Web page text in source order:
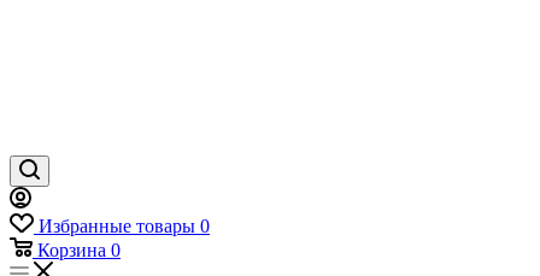
Избранные товары 0
Корзина 0